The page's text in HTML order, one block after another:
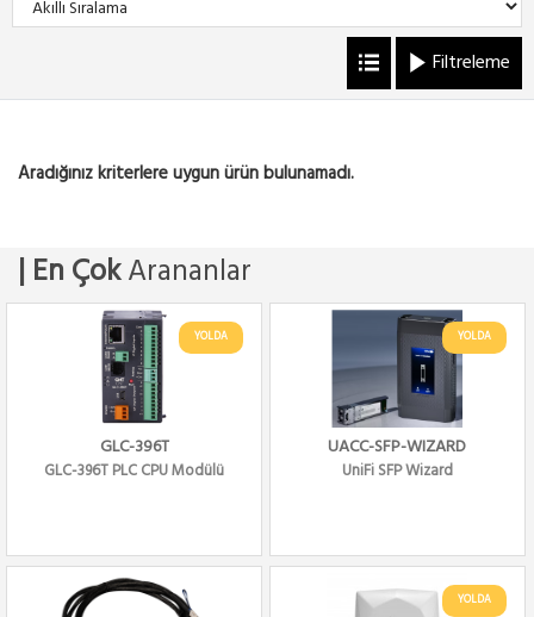
Filtreleme
Aradığınız kriterlere uygun ürün bulunamadı.
| En ÇokArananlar
YOLDA
GLC-396T
GLC-396T PLC CPU Modülü
YOLDA
UACC-SFP-WIZARD
UniFi SFP Wizard
YOLDA